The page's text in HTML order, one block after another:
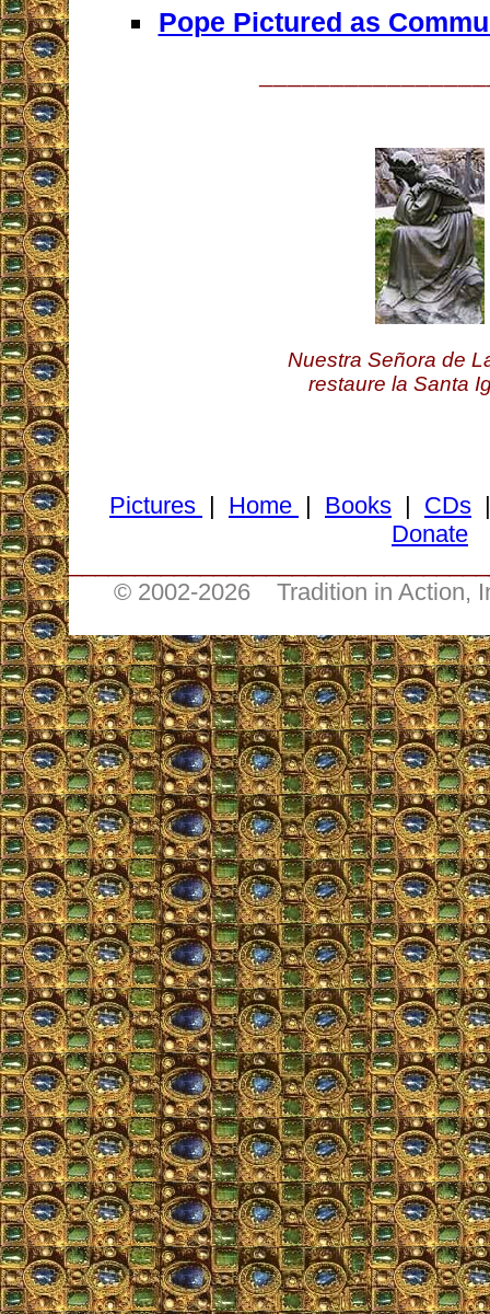
Pope Pictured as
Nuestra Señora de
restaure la Santa
Pictures | Home | Books | CDs
Donate
© 2002-2026 Tradition in Action,